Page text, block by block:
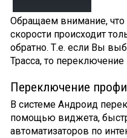
Обращаем внимание,
скорости происходит
обратно. Т.е. если Вы
Трасса, то
Переключение
В системе Андроид
помощью виджета,
автоматизаторов по